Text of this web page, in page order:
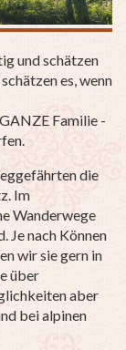
und schätzen
es, wenn
Familie -
die
Im
Wanderwege
Je nach Können
wir sie gern in
über
aber
bei alpinen